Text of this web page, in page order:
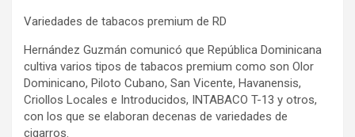
Variedades de tabacos premium de RD
Hernández Guzmán comunicó que República Dominicana
cultiva varios tipos de tabacos premium como son Olor
Dominicano, Piloto Cubano, San Vicente, Havanensis,
Criollos Locales e Introducidos, INTABACO T-13 y otros,
con los que se elaboran decenas de variedades de
cigarros.